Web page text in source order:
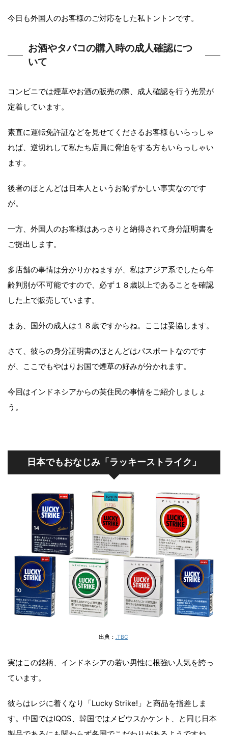
今日も外国人のお客様のご対応をした私トントンです。
お酒やタバコの購入時の成人確認につ
いて
コンビニでは煙草やお酒の販売の際、成人確認を行う光景が
定着しています。
素直に運転免許証などを見せてくださるお客様もいらっしゃ
れば、逆切れして私たち店員に脅迫をする方もいらっしゃい
ます。
後者のほとんどは日本人というお恥ずかしい事実なのです
が。
一方、外国人のお客様はあっさりと納得されて身分証明書を
ご提出します。
多店舗の事情は分かりかねますが、私はアジア系でしたら年
齢判別が不可能ですので、必ず１８歳以上であることを確認
した上で販売しています。
まあ、国外の成人は１８歳ですからね。ここは妥協します。
さて、彼らの身分証明書のほとんどはパスポートなのです
が、ここでもやはりお国で煙草の好みが分かれます。
今回はインドネシアからの英住民の事情をご紹介しましょ
う。
日本でもおなじみ「ラッキーストライク」
出典： .TBC
実はこの銘柄、インドネシアの若い男性に根強い人気を誇っ
ています。
彼らはレジに着くなり「Lucky Strike!」と商品を指差しま
す。中国ではIQOS、韓国ではメビウスかケント、と同じ日本